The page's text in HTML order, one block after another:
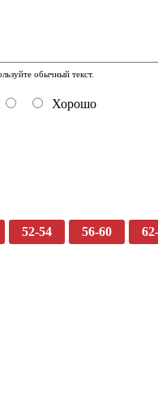
обычный текст.
Хорошо
52-54 56-60